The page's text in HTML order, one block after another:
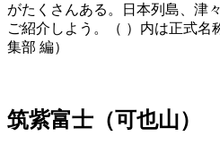
がたくさんある。日本列島、津
ご紹介しよう。（ ）内は正式
集部 編）
筑紫富士（可也山）